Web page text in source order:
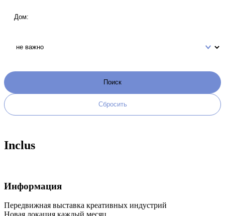
Inclus
Информация
Передвижная выставка креативных индустрий